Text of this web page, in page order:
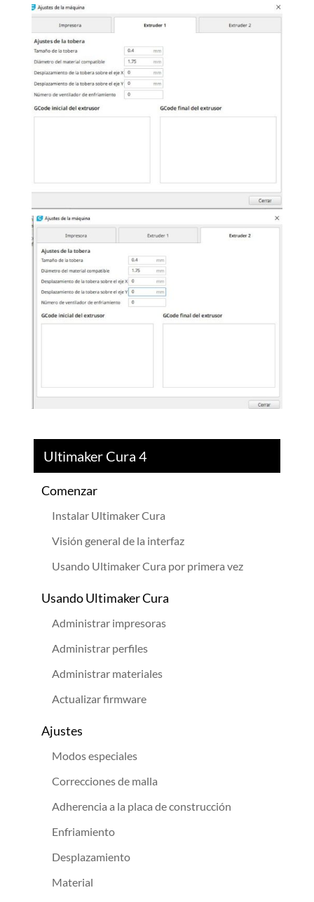
Ultimaker Cura 4
Comenzar
Instalar Ultimaker Cura
Visión general de la interfaz
Usando Ultimaker Cura por primera vez
Usando Ultimaker Cura
Administrar impresoras
Administrar perfiles
Administrar materiales
Actualizar firmware
Ajustes
Modos especiales
Correcciones de malla
Adherencia a la placa de construcción
Enfriamiento
Desplazamiento
Material